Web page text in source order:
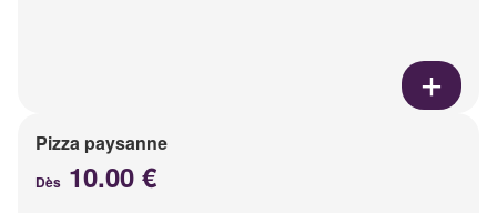
Pizza paysanne
Dès 10.00 €